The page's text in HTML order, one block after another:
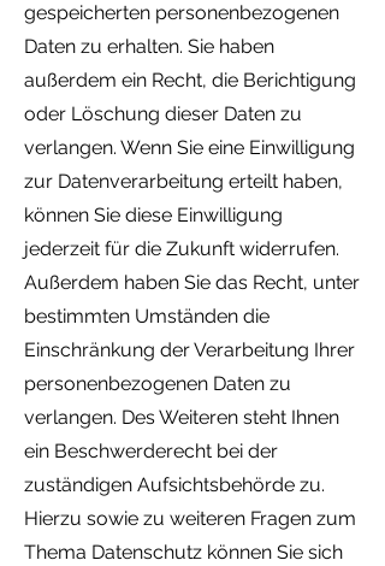
gespeicherten personenbezogenen
Daten zu erhalten. Sie haben
außerdem ein Recht, die Berichtigung
oder Löschung dieser Daten zu
verlangen. Wenn Sie eine Einwilligung
zur Datenverarbeitung erteilt haben,
können Sie diese Einwilligung
jederzeit für die Zukunft widerrufen.
Außerdem haben Sie das Recht, unter
bestimmten Umständen die
Einschränkung der Verarbeitung Ihrer
personenbezogenen Daten zu
verlangen. Des Weiteren steht Ihnen
ein Beschwerderecht bei der
zuständigen Aufsichtsbehörde zu.
Hierzu sowie zu weiteren Fragen zum
Thema Datenschutz können Sie sich